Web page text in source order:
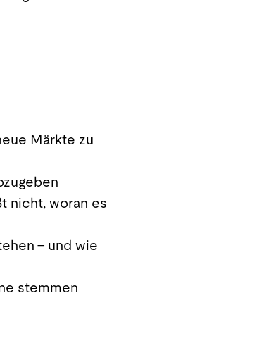
Märkte zu
nicht, woran es
– und wie
stemmen